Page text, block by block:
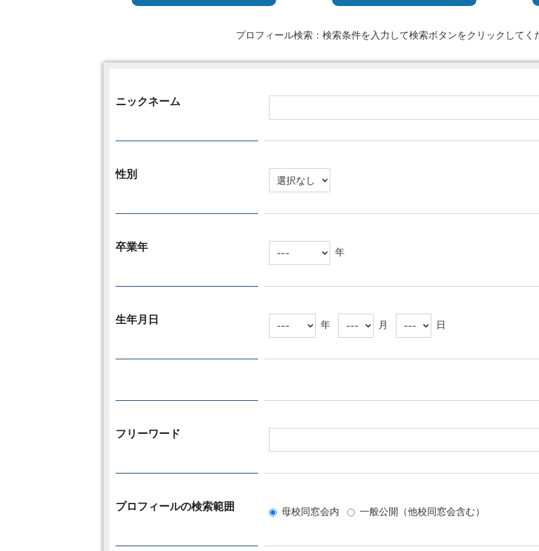
プロフィール検索： 検索条件を入力して検索ボタンをクリックしてく
ニックネーム
性別
卒業年 年
生年月日 年 月 日
フリーワード
プロフィールの検索範囲 母校同窓会内 一般公開（他校同窓会含む）